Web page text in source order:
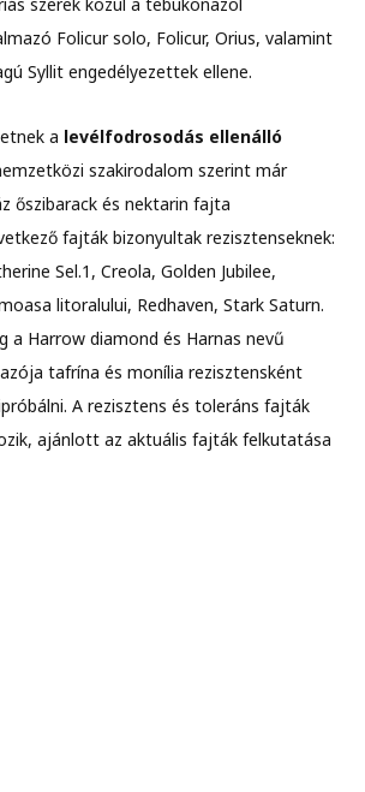
Folicur solo, Folicur, Orius, valamint
Syllit engedélyezettek ellene.
a levélfodrosodás ellenálló
szakirodalom szerint már
őszibarack és nektarin fajta
fajták bizonyultak rezisztenseknek:
Sel.1, Creola, Golden Jubilee,
litoralului, Redhaven, Stark Saturn.
a Harrow diamond és Harnas nevű
tafrína és monília rezisztensként
A rezisztens és toleráns fajták
ajánlott az aktuális fajták felkutatása